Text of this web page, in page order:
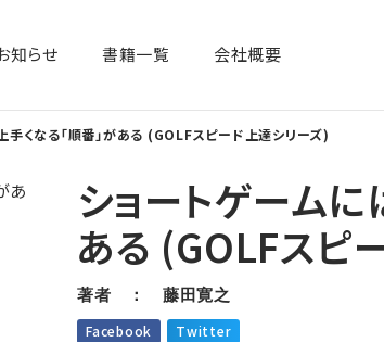
知らせ 書籍一覧​ 会社概要
手くなる「順番」がある (GOLFスピード上達シリーズ)
ショートゲームに
ある (GOLFスピ
著者 ： 藤田寛之
Facebook Twitter